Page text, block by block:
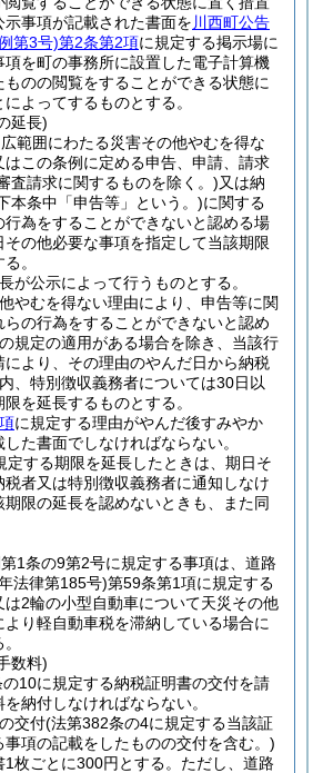
事項が記載された書面を 川西町公告
第3号)第2条第2項に規定する掲示場に
を町の事務所に設置した電子計算機
のの閲覧をすることができる状態に
よってするものとする。
延長)
範囲にわたる災害その他やむを得な
はこの条例に定める申告、申請、請求
査請求に関するものを除く。)又は納
本条中「申告等」という。)に関する
為をすることができないと認める場
の他必要な事項を指定して当該期限
。
が公示によって行うものとする。
やむを得ない理由により、申告等に関
の行為をすることができないと認め
の規定の適用がある場合を除き、当該行
より、その理由のやんだ日から納税
、特別徴収義務者については30日以
を延長するものとする。
に規定する理由がやんだ後すみやか
た書面でしなければならない。
定する期限を延長したときは、期日そ
者又は特別徴収義務者に通知しなけ
期限の延長を認めないときも、また同
1条の9第2号に規定する事項は、道路
法律第185号)第59条第1項に規定する
2輪の小型自動車について天災その他
り軽自動車税を滞納している場合に
数料)
10に規定する納税証明書の交付を請
納付しなければならない。
交付(法第382条の4に規定する当該証
事項の記載をしたものの交付を含む。)
枚ごとに300円とする。 ただし、道路